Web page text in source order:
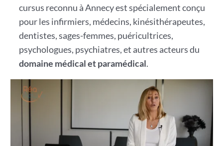
cursus reconnu à Annecy est spécialement conçu
pour les infirmiers, médecins, kinésithérapeutes,
dentistes, sages-femmes, puéricultrices,
psychologues, psychiatres, et autres acteurs du
domaine médical et paramédical.